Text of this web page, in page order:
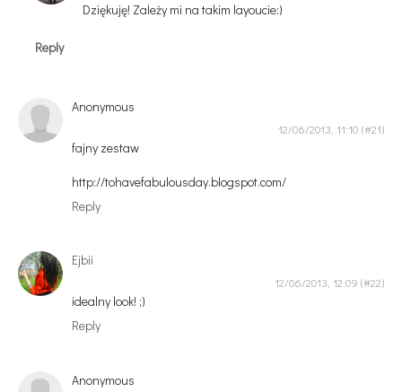
Dziękuję! Zależy mi na takim layoucie:)
Reply
Anonymous
12/06/2013, 11:10
fajny zestaw
http://tohavefabulousday.blogspot.com/
Reply
Ejbii
12/06/2013, 12:09
idealny look! ;)
Reply
Anonymous